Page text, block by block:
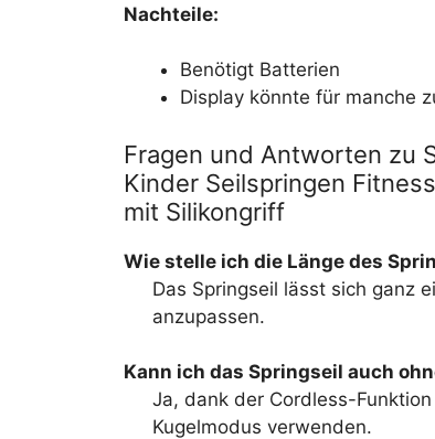
Nachteile:
Benötigt Batterien
Display könnte für manche
Fragen und Antworten zu
Kinder Seilspringen
mit Silikongriff
Wie stelle ich die Länge des
Das Springseil lässt sich ganz
anzupassen.
Kann ich das Springseil auch
Ja, dank der Cordless-
Kugelmodus verwenden.